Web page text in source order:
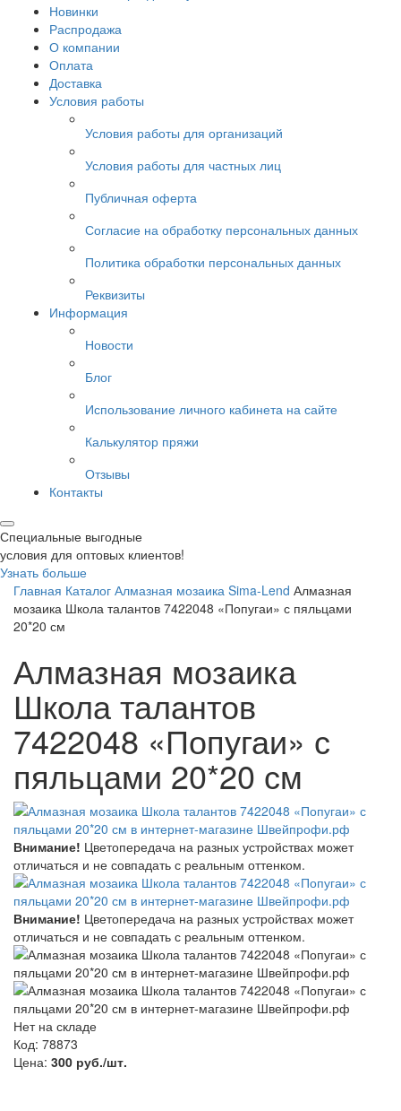
Новинки
Распродажа
О компании
Оплата
Доставка
Условия работы
Условия работы для организаций
Условия работы для частных лиц
Публичная оферта
Согласие на обработку персональных данных
Политика обработки персональных данных
Реквизиты
Информация
Новости
Блог
Использование личного кабинета на сайте
Калькулятор пряжи
Отзывы
Контакты
Специальные выгодные
условия для оптовых клиентов!
Узнать больше
Главная Каталог Алмазная мозаика Sima-Lend Алмазная
мозаика Школа талантов 7422048 «Попугаи» с пяльцами
20*20 см
Алмазная мозаика
Школа талантов
7422048 «Попугаи» с
пяльцами 20*20 см
Внимание! Цветопередача на разных устройствах может
отличаться и не совпадать с реальным оттенком.
Внимание! Цветопередача на разных устройствах может
отличаться и не совпадать с реальным оттенком.
Нет на складе
Код: 78873
Цена: 300 руб./шт.